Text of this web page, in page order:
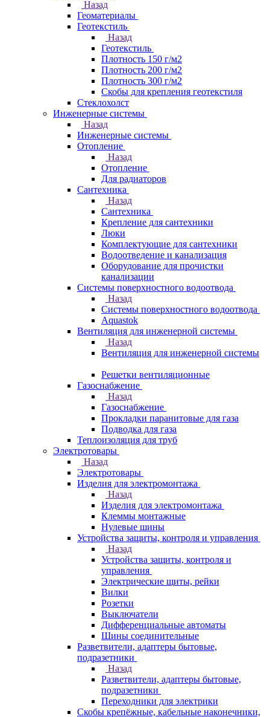
Назад
Геоматериалы
Геотекстиль
Назад
Геотекстиль
Плотность 150 г/м2
Плотность 200 г/м2
Плотность 300 г/м2
Скобы для крепления геотекстиля
Стеклохолст
Инженерные системы
Назад
Инженерные системы
Отопление
Назад
Отопление
Для радиаторов
Сантехника
Назад
Сантехника
Крепление для сантехники
Люки
Комплектующие для сантехники
Водоотведение и канализация
Оборудование для прочистки
канализации
Системы поверхностного водоотвода
Назад
Системы поверхностного водоотвода
Aquastok
Вентиляция для инженерной системы
Назад
Вентиляция для инженерной системы
Решетки вентиляционные
Газоснабжение
Назад
Газоснабжение
Прокладки паранитовые для газа
Подводка для газа
Теплоизоляция для труб
Электротовары
Назад
Электротовары
Изделия для электромонтажа
Назад
Изделия для электромонтажа
Клеммы монтажные
Нулевые шины
Устройства защиты, контроля и управления
Назад
Устройства защиты, контроля и
управления
Электрические щиты, рейки
Вилки
Розетки
Выключатели
Дифференциальные автоматы
Шины соединительные
Разветвители, адаптеры бытовые,
подразетники
Назад
Разветвители, адаптеры бытовые,
подразетники
Переходники для электрики
Скобы крепёжные, кабельные наконечники,